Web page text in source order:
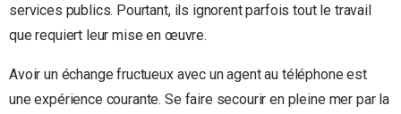
services publics. Pourtant, ils ignorent parfois tout le travail
que requiert leur mise en œuvre.
Avoir un échange fructueux avec un agent au téléphone est
une expérience courante. Se faire secourir en pleine mer par la